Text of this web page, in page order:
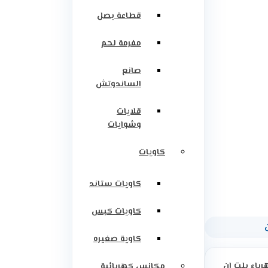
قطاعة بصل
مفرمة لحم
صانع
الساندوتش
قلايات
وشوايات
كاويات
كاويات ستاند
كاويات كبس
كاوية صغيره